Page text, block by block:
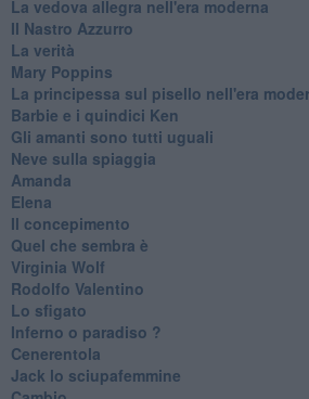
La vedova allegra nell'era moderna
​Il Nastro Azzurro
La verità
Mary Poppins
La principessa sul pisello nell'era
Barbie e i quindici Ken
Gli amanti sono tutti uguali
Neve sulla spiaggia
Amanda
Elena
Il concepimento
Quel che sembra è
Virginia Wolf
Rodolfo Valentino
Lo sfigato
Inferno o paradiso ?
Cenerentola
Jack lo sciupafemmine